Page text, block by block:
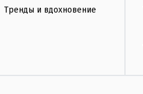
Тренды и вдохновение